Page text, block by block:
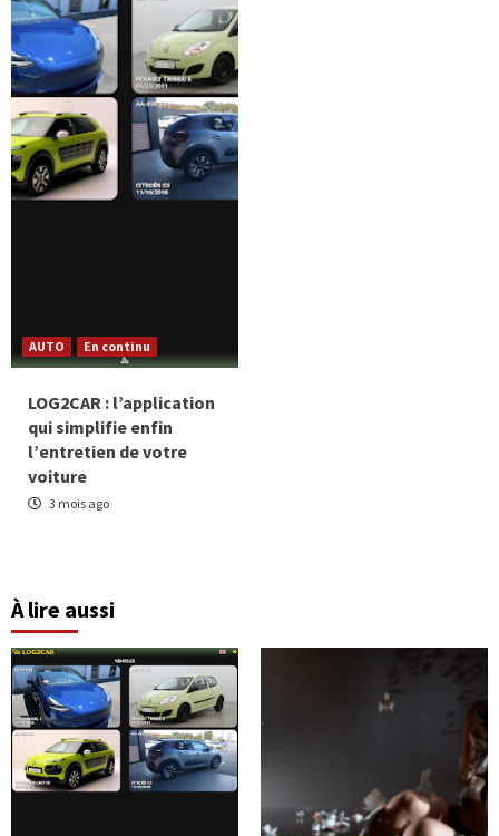
AUTO En continu
LOG2CAR : l’application
qui simplifie enfin
l’entretien de votre
voiture
3 mois ago
À lire aussi